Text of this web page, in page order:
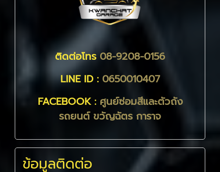
ติดต่อโทร 08-9208-0156
LINE ID : 0650010407
FACEBOOK : ศูนย์ซ่อมสีและตัวถัง
รถยนต์ ขวัญฉัตร การาจ
ข้อมูลติดต่อ